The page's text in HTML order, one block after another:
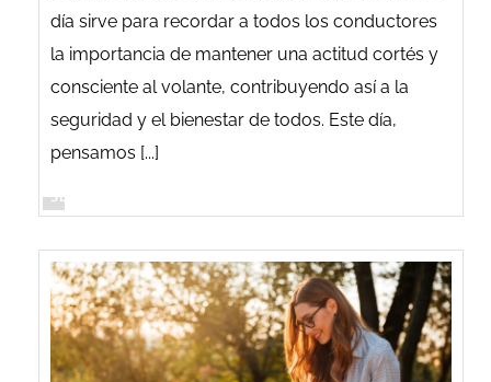
día sirve para recordar a todos los conductores
la importancia de mantener una actitud cortés y
consciente al volante, contribuyendo así a la
seguridad y el bienestar de todos. Este día,
pensamos [...]
SEGUIR LEYENDO